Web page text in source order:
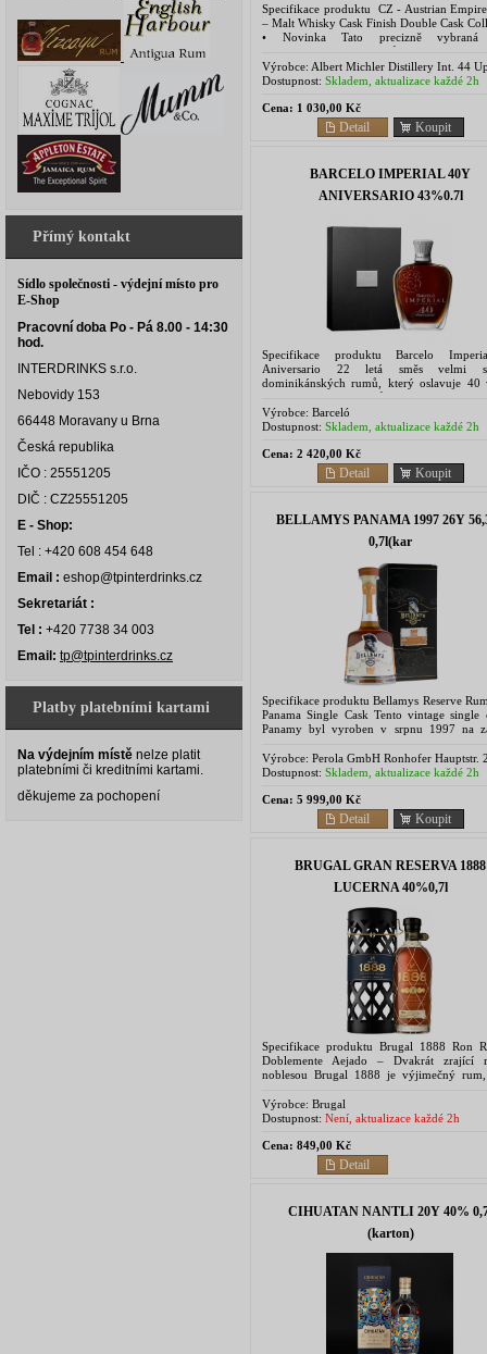
Přímý kontakt
Sídlo společnosti - výdejní místo pro
E-Shop
Pracovní doba Po - Pá 8.00 - 14:30
hod.
INTERDRINKS s.r.o.
Nebovidy 153
66448 Moravany u Brna
Česká republika
IČO : 25551205
DIČ : CZ25551205
E - Shop:
Tel : +420 608 454 648
Email : eshop@tpinterdrinks.cz
Sekretariát :
Tel : +420 7738 34 003
Email: tp@tpinterdrinks.cz
Platby platebními kartami
Na výdejním místě nelze platit
platebními či kreditními kartami.
děkujeme za pochopení
Specifikace produktu CZ - Austrian
– Malt Whisky Cask Finish Double Cask
• Novinka Tato precizně vybraná
nejkvalitnějších destilátů z cukrové
pocházejících z...
Výrobce: Albert Michler Distillery Int. 44
Belgrave Road, Bristol, UK
Dostupnost: Skladem, aktualizace každé 2h
Cena: 1 030,00 Kč
Koupit
Detail
BARCELO IMPERIAL 40Y
ANIVERSARIO 43%0.7l
Specifikace produktu Barcelo
Aniversario 22 letá směs velmi
dominikánských rumů, který oslavuje 40
vytvoření prvních rumů Barcelo Imperial.
bylo vyrobeno 15.000 kusů,...
Výrobce: Barceló
Dostupnost: Skladem, aktualizace každé 2h
Cena: 2 420,00 Kč
Koupit
Detail
BELLAMYS PANAMA 1997 26Y
0,7l(kar
Specifikace produktu Bellamys Reserve
Panama Single Cask Tento vintage single
Panamy byl vyroben v srpnu 1997 na
Výrobce: Perola GmbH Ronhofer Hauptstr.
90765 Fürth
Dostupnost: Skladem, aktualizace každé 2h
Cena: 5 999,00 Kč
Koupit
Detail
BRUGAL GRAN RESERVA 1888
LUCERNA 40%0,7l
Specifikace produktu Brugal 1888 Ron
Doblemente Aejado – Dvakrát zrající
noblesou Brugal 1888 je výjimečný
v sudech po...
Výrobce: Brugal
Dostupnost: Není, aktualizace každé 2h
Cena: 849,00 Kč
Detail
CIHUATAN NANTLI 20Y 40%
(karton)